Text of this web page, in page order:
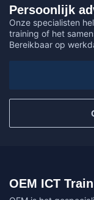
Persoonlijk
Onze specialisten
training of het
Bereikbaar op
OEM ICT